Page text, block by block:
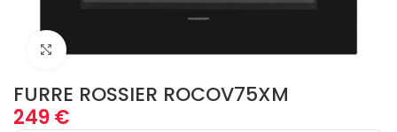
Click to enlarge
FURRE ROSSIER ROCOV75XM
249€